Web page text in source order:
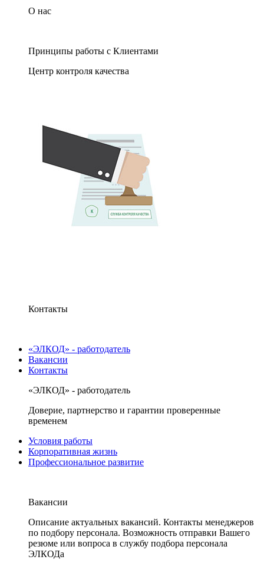
О нас
Принципы работы с Клиентами
Центр контроля качества
Контакты
«ЭЛКОД» - работодатель
Вакансии
Контакты
«ЭЛКОД» - работодатель
Доверие, партнерство и гарантии проверенные
временем
Условия работы
Корпоративная жизнь
Профессиональное развитие
Вакансии
Описание актуальных вакансий. Контакты менеджеров
по подбору персонала. Возможность отправки Вашего
резюме или вопроса в службу подбора персонала
ЭЛКОДа